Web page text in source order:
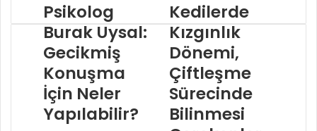
ia
Psikolog
Burak Uysal:
Gecikmiş
Konuşma
İçin Neler
Yapılabilir?
Kedilerde
Kızgınlık
Dönemi,
Çiftleşme
Sürecinde
Bilinmesi